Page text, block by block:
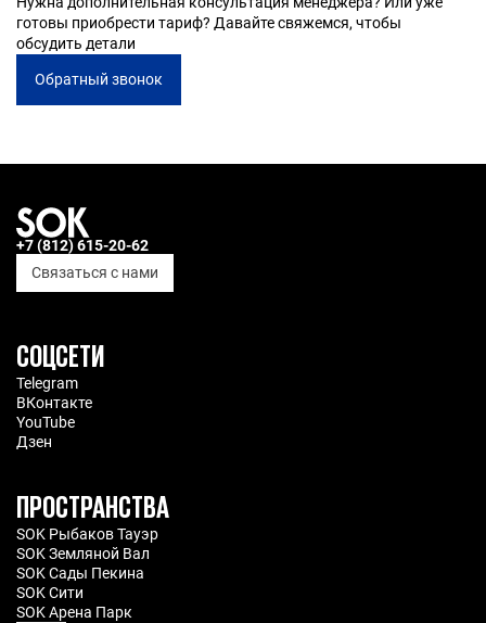
готовы приобрести тариф? Давайте свяжемся, чтобы
обсудить детали
Обратный звонок
+7 (812) 615-20-62
Связаться с нами
СОЦСЕТИ
Telegram
ВКонтакте
YouTube
Дзен
ПРОСТРАНСТВА
SOK Рыбаков Тауэр
SOK Земляной Вал
SOK Сады Пекина
SOK Сити
SOK Арена Парк